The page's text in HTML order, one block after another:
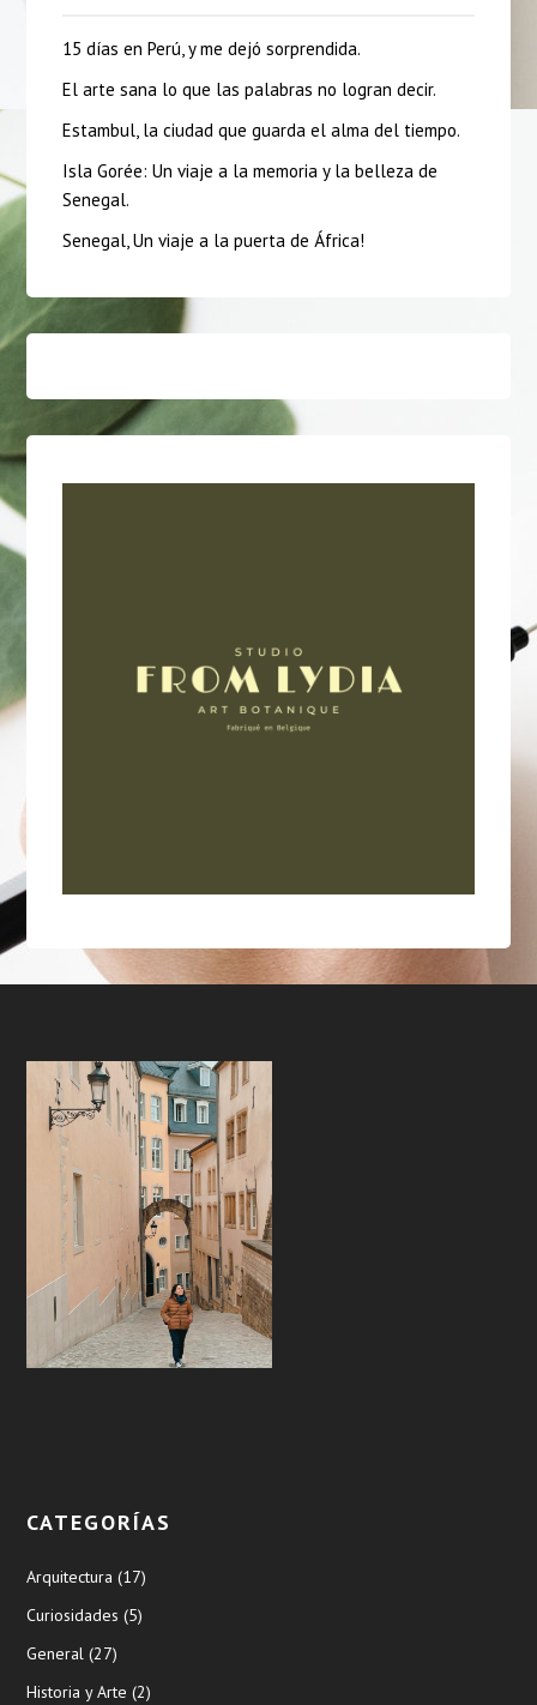
15 días en Perú, y me dejó sorprendida.
El arte sana lo que las palabras no logran decir.
Estambul, la ciudad que guarda el alma del tiempo.
Isla Gorée: Un viaje a la memoria y la belleza de
Senegal.
Senegal, Un viaje a la puerta de África!
CATEGORÍAS
Arquitectura (17)
Curiosidades (5)
General (27)
Historia y Arte (2)